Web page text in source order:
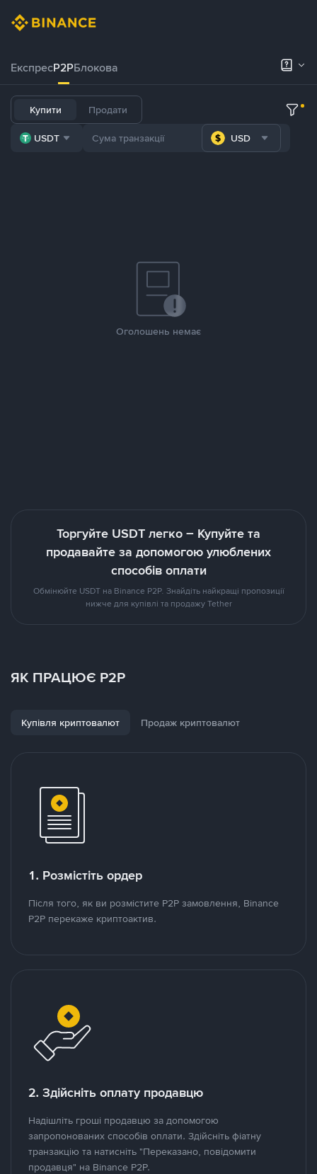
ЕкспресP2PБлокова
Купити Продати
USDT USD
Оголошень немає
Торгуйте USDT легко – Купуйте та
продавайте за допомогою улюблених
способів оплати
Обмінюйте USDT на Binance P2P. Знайдіть найкращі пропозиції
нижче для купівлі та продажу Tether
ЯК ПРАЦЮЄ P2P
Купівля криптовалют Продаж криптовалют
1. Розмістіть ордер
Після того, як ви розмістите P2P замовлення, Binance
P2P перекаже криптоактив.
2. Здійсніть оплату продавцю
Надішліть гроші продавцю за допомогою
запропонованих способів оплати. Здійсніть фіатну
транзакцію та натисніть "Переказано, повідомити
продавця" на Binance P2P.